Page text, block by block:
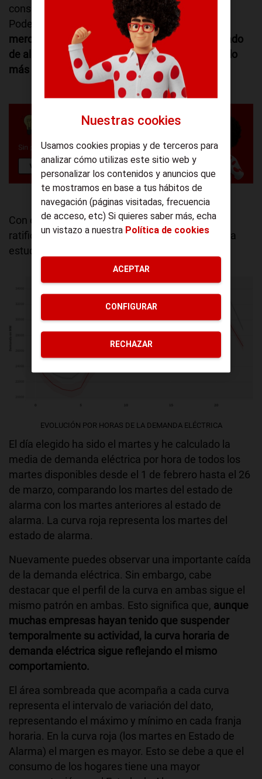
consumo eléctrico cae considerablemente.
Podemos deducir que
el consumo eléctrico del
mercado ha disminuido a consecuencia del estado
de alarma, a pesar de que estamos consumiendo
más electricidad en nuestros hogares.
Con el fin de arrojar más luz sobre estos datos y
ratificar esta conclusión, a continuación, vamos a
estudiar en detalle un día de la semana.
EVOLUCIÓN POR HORAS DE LA DEMANDA ELÉCTRICA
El día elegido ha sido el martes y he calculado la
media de demanda eléctrica por hora de todos los
martes disponibles desde el 1 de febrero hasta el 26
de marzo, comparando los martes del estado de
alarma con los martes anteriores al estado de
alarma. La curva roja representa los martes del
estado de alarma.
Nuevamente puedes observar una importante caída
de la demanda eléctrica. Sin embargo, cabe
destacar que el perfil de la curva en ambas sigue el
mismo patrón en ambas. Esto significa que, aunque
muchas empresas hayan tenido que suspender
temporalmente su actividad, la curva horaria de
demanda eléctrica sigue reflejando el mismo
comportamiento.
El área sombreada que acompaña a cada curva
representa el intervalo de variación del dato,
representando el máximo y mínimo en cada franja
horaria. En la curva roja (los martes en Estado de
Alarma) el margen es mayor. Esto se debe a que el
consumo de los hogares tiene una mayor
Nuestras cookies
Usamos cookies propias y de terceros para
analizar cómo utilizas este sitio web y
personalizar los contenidos y anuncios que
te mostramos en base a tus hábitos de
navegación (páginas visitadas, frecuencia
de acceso, etc) Si quieres saber más, echa
un vistazo a nuestra Política de cookies
RECHAZAR
ACEPTAR
CONFIGURAR